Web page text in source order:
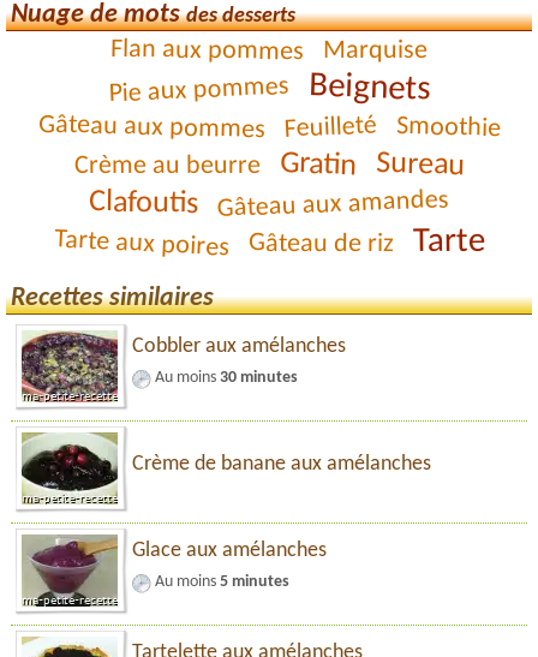
Nuage de motsdes desserts
Flan aux pommes Marquise
Pie aux pommes Beignets
Gâteau aux pommes Feuilleté Smoothie
Crème au beurre Gratin Sureau
Clafoutis Gâteau aux amandes
Tarte aux poires Gâteau de riz Tarte
Recettes similaires
Cobbler aux amélanches
Au moins 30 minutes
Crème de banane aux amélanches
Glace aux amélanches
Au moins 5 minutes